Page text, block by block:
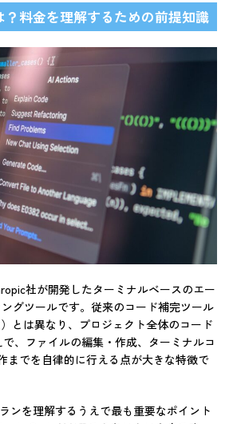
？料金を理解するための前提知識
社が開発したターミナルベースのエー
グツールです。従来のコード補完ツール
とは異なり、プロジェクト全体のコード
、ファイルの編集・作成、ターミナルコ
までを自律的に行える点が大きな特徴で
ンを理解するうえで最も重要なポイント